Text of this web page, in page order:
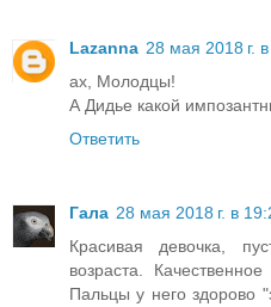
Lazanna 28 мая 2018 г.
ах, Молодцы!
А Дидье какой
Ответить
Гала 28 мая 2018 г. в
Красивая девочка,
возраста.
Пальцы у него здорово